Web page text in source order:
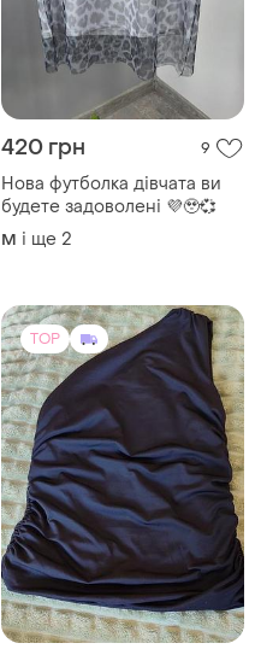
420 грн 9
Нова футболка дівчата ви
будете задоволені 💜🥹💞
M і ще 2
TOP